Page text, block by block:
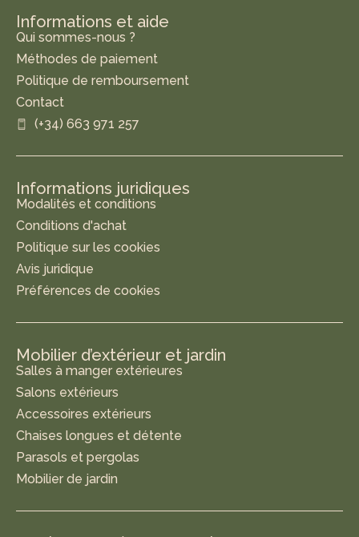
Informations et aide
Qui sommes-nous ?
Méthodes de paiement
Politique de remboursement
Contact
(+34) 663 971 257
Informations juridiques
Modalités et conditions
Conditions d'achat
Politique sur les cookies
Avis juridique
Préférences de cookies
Mobilier d’extérieur et jardin
Salles à manger extérieures
Salons extérieurs
Accessoires extérieurs
Chaises longues et détente
Parasols et pergolas
Mobilier de jardin